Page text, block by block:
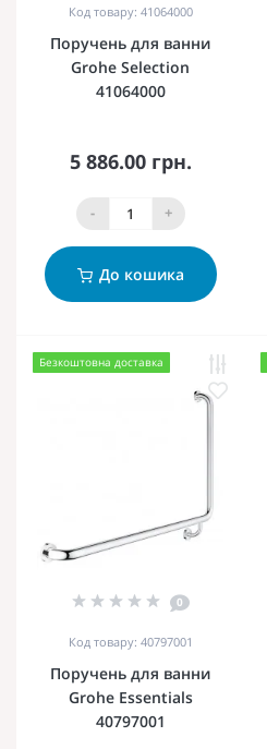
Код товару: 41064000
Поручень для ванни
Grohe Selection
41064000
5 886.00 грн.
- +
До кошика
Безкоштовна доставка
0
Код товару: 40797001
Поручень для ванни
Grohe Essentials
40797001